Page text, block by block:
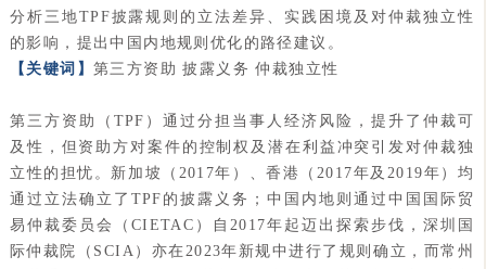
分析三地TPF披露规则的立法差异、实践困境及对仲裁独立性
的影响，提出中国内地规则优化的路径建议。
【关键词】 第三方资助 披露义务 仲裁独立性
第三方资助（TPF）通过分担当事人经济风险，提升了仲裁可
及性，但资助方对案件的控制权及潜在利益冲突引发对仲裁独
立性的担忧。新加坡（2017年）、香港（2017年及2019年）均
通过立法确立了TPF的披露义务；中国内地则通过中国国际贸
易仲裁委员会（CIETAC）自2017年起迈出探索步伐，深圳国
际仲裁院（SCIA）亦在2023年新规中进行了规则确立，而‌常州